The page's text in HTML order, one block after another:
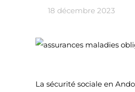
18 décembre 2023
La sécurité sociale en